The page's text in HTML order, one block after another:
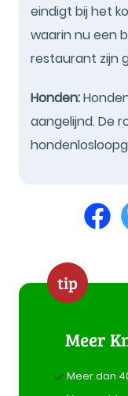
eindigt bij het
waarin nu een
restaurant zijn
Honden:
aangelijnd. De
tip
Meer
Meer dan